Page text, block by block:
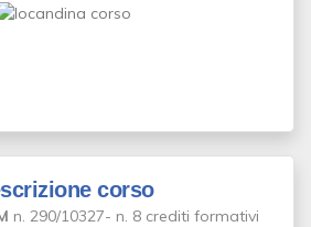
corso
n. 290/10327- n. 8 crediti formativi